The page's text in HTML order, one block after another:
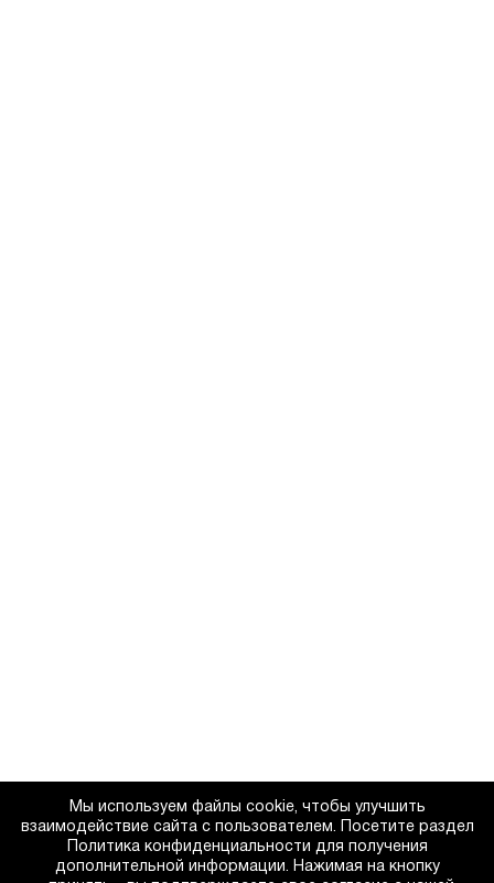
Мы используем файлы cookie, чтобы улучшить
взаимодействие сайта с пользователем. Посетите раздел
Политика конфиденциальности для получения
дополнительной информации. Нажимая на кнопку